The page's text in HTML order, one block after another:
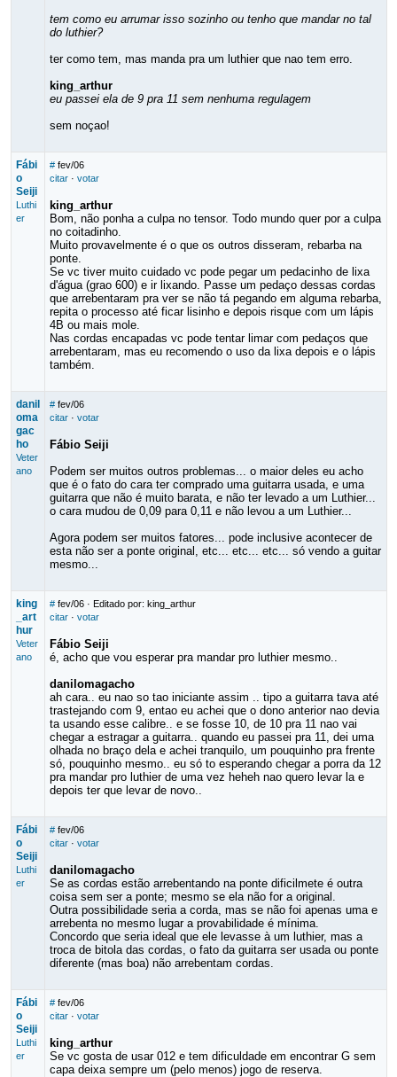
tem como eu arrumar isso sozinho ou tenho que mandar no tal
do luthier?
ter como tem, mas manda pra um luthier que nao tem erro.
king_arthur
eu passei ela de 9 pra 11 sem nenhuma regulagem
sem noçao!
Fábi
o
Seiji
Luthi
er
# fev/06
citar· votar
king_arthur
Bom, não ponha a culpa no tensor. Todo mundo quer por a culpa
no coitadinho.
Muito provavelmente é o que os outros disseram, rebarba na
ponte.
Se vc tiver muito cuidado vc pode pegar um pedacinho de lixa
d'água (grao 600) e ir lixando. Passe um pedaço dessas cordas
que arrebentaram pra ver se não tá pegando em alguma rebarba,
repita o processo até ficar lisinho e depois risque com um lápis
4B ou mais mole.
Nas cordas encapadas vc pode tentar limar com pedaços que
arrebentaram, mas eu recomendo o uso da lixa depois e o lápis
também.
danil
oma
gac
ho
Veter
ano
# fev/06
citar· votar
Fábio Seiji
Podem ser muitos outros problemas... o maior deles eu acho
que é o fato do cara ter comprado uma guitarra usada, e uma
guitarra que não é muito barata, e não ter levado a um Luthier...
o cara mudou de 0,09 para 0,11 e não levou a um Luthier...
Agora podem ser muitos fatores... pode inclusive acontecer de
esta não ser a ponte original, etc... etc... etc... só vendo a guitar
mesmo...
king
_art
hur
Veter
ano
# fev/06· Editado por: king_arthur
citar· votar
Fábio Seiji
é, acho que vou esperar pra mandar pro luthier mesmo..
danilomagacho
ah cara.. eu nao so tao iniciante assim .. tipo a guitarra tava até
trastejando com 9, entao eu achei que o dono anterior nao devia
ta usando esse calibre.. e se fosse 10, de 10 pra 11 nao vai
chegar a estragar a guitarra.. quando eu passei pra 11, dei uma
olhada no braço dela e achei tranquilo, um pouquinho pra frente
só, pouquinho mesmo.. eu só to esperando chegar a porra da 12
pra mandar pro luthier de uma vez heheh nao quero levar la e
depois ter que levar de novo..
Fábi
o
Seiji
Luthi
er
# fev/06
citar· votar
danilomagacho
Se as cordas estão arrebentando na ponte dificilmete é outra
coisa sem ser a ponte; mesmo se ela não for a original.
Outra possibilidade seria a corda, mas se não foi apenas uma e
arrebenta no mesmo lugar a provabilidade é mínima.
Concordo que seria ideal que ele levasse à um luthier, mas a
troca de bitola das cordas, o fato da guitarra ser usada ou ponte
diferente (mas boa) não arrebentam cordas.
Fábi
o
Seiji
Luthi
er
# fev/06
citar· votar
king_arthur
Se vc gosta de usar 012 e tem dificuldade em encontrar G sem
capa deixa sempre um (pelo menos) jogo de reserva.